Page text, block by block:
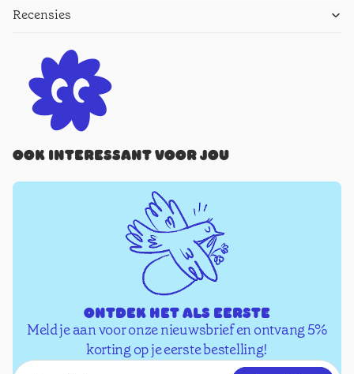
Recensies
Ook interessant voor jou
Ontdek het als eerste
Meld je aan voor onze nieuwsbrief en ontvang 5%
korting op je eerste bestelling!
E-mail